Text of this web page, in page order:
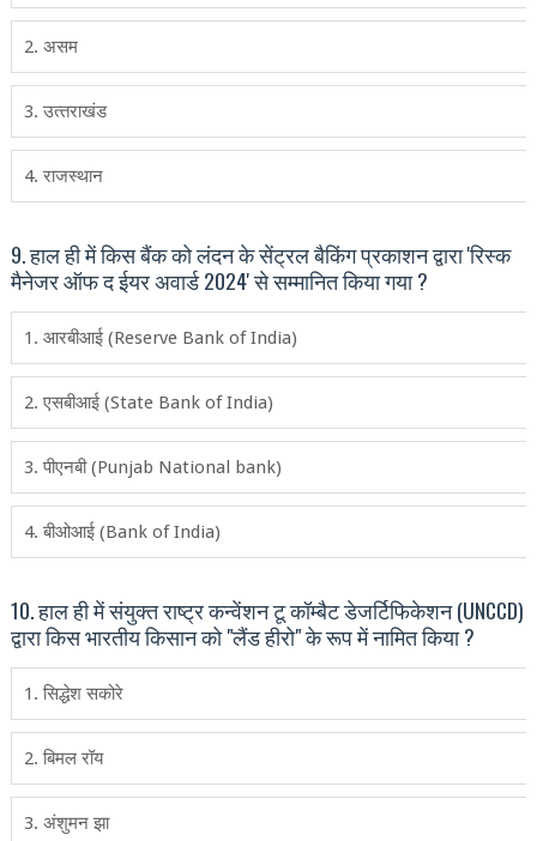
2. असम
3. उत्‍तराखंड
4. राजस्‍थान
9. हाल ही में किस बैंक को लंदन के सेंट्रल बैकिंग प्रकाशन द्वारा 'रिस्‍क
मैनेजर ऑफ द ईयर अवार्ड 2024' से सम्‍मानित किया गया ?
1. आरबीआई (Reserve Bank of India)
2. एसबीआई (State Bank of India)
3. पीएनबी (Punjab National bank)
4. बीओआई (Bank of India)
10. हाल ही में संयुक्त राष्ट्र कन्वेंशन टू कॉम्बैट डेजर्टिफिकेशन (UNCCD)
द्वारा किस भारतीय किसान को "लैंड हीरो" के रूप में नामित किया ?
1. सिद्धेश सकोरे
2. बिमल रॉय
3. अंशुमन झा